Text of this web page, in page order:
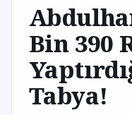
Bin 390
Tabya!